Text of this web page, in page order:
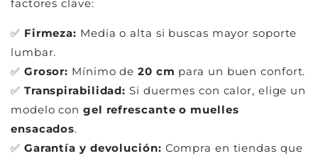
factores clave:
✅ Firmeza: Media o alta si buscas mayor soporte
lumbar.
✅ Grosor: Mínimo de20 cm para un buen confort.
✅ Transpirabilidad: Si duermes con calor, elige un
modelo con gel refrescante o muelles
ensacados.
✅ Garantía y devolución: Compra en tiendas que